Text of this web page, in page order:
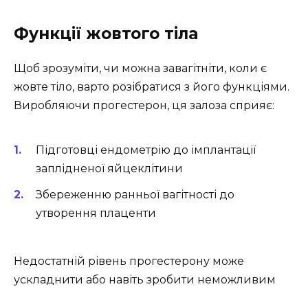
Функції жовтого тіла
Щоб зрозуміти, чи можна завагітніти, коли є
жовте тіло, варто розібратися з його функціями.
Виробляючи прогестерон, ця залоза сприяє:
Підготовці ендометрію до імплантації
заплідненої яйцеклітини
Збереженню ранньої вагітності до
утворення плаценти
Недостатній рівень прогестерону може
ускладнити або навіть зробити неможливим